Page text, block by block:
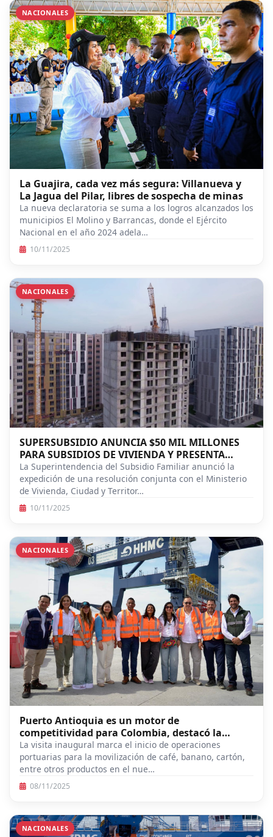
NACIONALES
La Guajira, cada vez más segura: Villanueva y
La Jagua del Pilar, libres de sospecha de minas
La nueva declaratoria se suma a los logros alcanzados los
municipios El Molino y Barrancas, donde el Ejército
Nacional en el año 2024 adela…
10/11/2025
NACIONALES
SUPERSUBSIDIO ANUNCIA $50 MIL MILLONES
PARA SUBSIDIOS DE VIVIENDA Y PRESENTA
RESULTADOS DE GESTIÓN 2025
La Superintendencia del Subsidio Familiar anunció la
expedición de una resolución conjunta con el Ministerio
de Vivienda, Ciudad y Territor…
10/11/2025
NACIONALES
Puerto Antioquia es un motor de
competitividad para Colombia, destacó la
ministra Diana Morales
La visita inaugural marca el inicio de operaciones
portuarias para la movilización de café, banano, cartón,
entre otros productos en el nue…
08/11/2025
NACIONALES